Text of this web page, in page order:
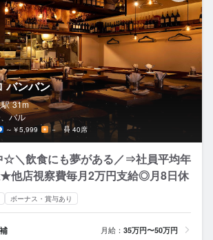
バンバン
駅 31m
バル
～￥5,999 － 40席
＼飲食にも夢がある／⇒社員平均年
他店視察費毎月2万円支給◎月8日休
ボーナス・賞与あり
月給： 35万円〜50万円